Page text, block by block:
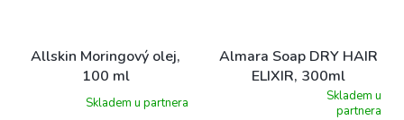
Allskin Moringový olej,
100 ml
Skladem u partnera
Almara Soap DRY HAIR
ELIXIR, 300ml
Skladem u
partnera